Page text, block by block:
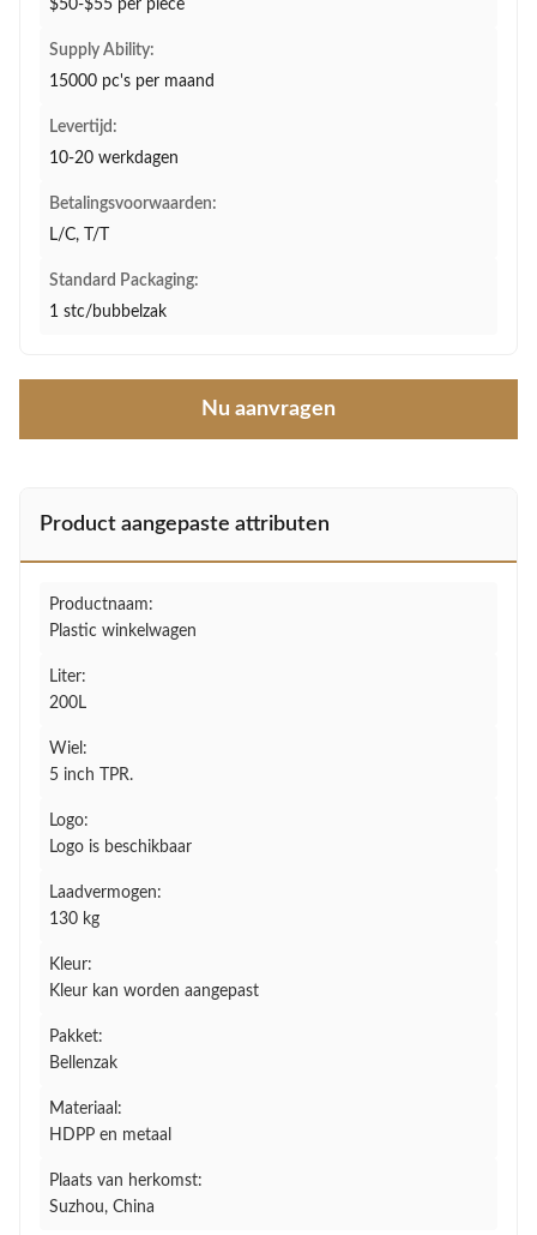
$50-$55 per piece
Supply Ability:
15000 pc's per maand
Levertijd:
10-20 werkdagen
Betalingsvoorwaarden:
L/C, T/T
Standard Packaging:
1 stc/bubbelzak
Nu aanvragen
Product aangepaste attributen
Productnaam:
Plastic winkelwagen
Liter:
200L
Wiel:
5 inch TPR.
Logo:
Logo is beschikbaar
Laadvermogen:
130 kg
Kleur:
Kleur kan worden aangepast
Pakket:
Bellenzak
Materiaal:
HDPP en metaal
Plaats van herkomst:
Suzhou, China